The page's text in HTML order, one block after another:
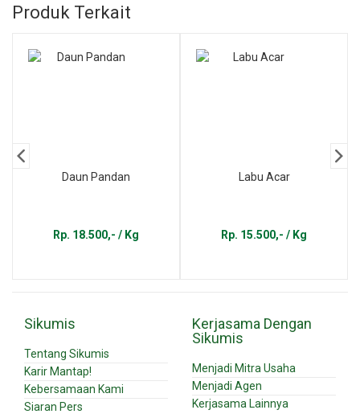
Produk Terkait
Daun Pandan
Rp. 18.500,- / Kg
Labu Acar
Rp. 15.500,- / Kg
Sikumis
Tentang Sikumis
Karir Mantap!
Kebersamaan Kami
Siaran Pers
Kerjasama Dengan
Sikumis
Menjadi Mitra Usaha
Menjadi Agen
Kerjasama Lainnya